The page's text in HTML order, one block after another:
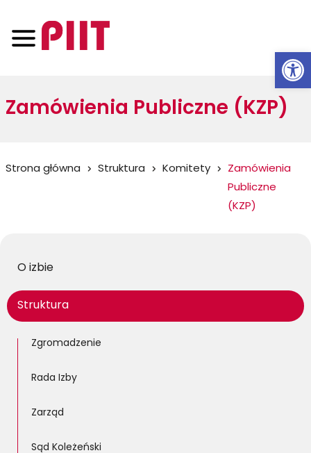
Zamówienia Publiczne (KZP)
Jesteś
Strona główna Struktura Komitety
Zamówienia
Publiczne
(KZP)
O izbie
Struktura
Zgromadzenie
Rada Izby
Zarząd
Sąd Koleżeński